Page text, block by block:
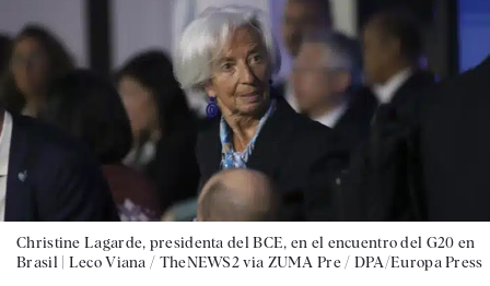
Christine Lagarde, presidenta del BCE, en el encuentro del G20 en
Brasil | Leco Viana / TheNEWS2 via ZUMA Pre / DPA/Europa Press